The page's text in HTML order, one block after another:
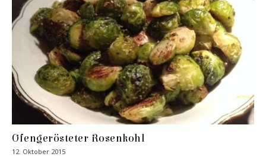
Ofengerösteter Rosenkohl
12. Oktober 2015